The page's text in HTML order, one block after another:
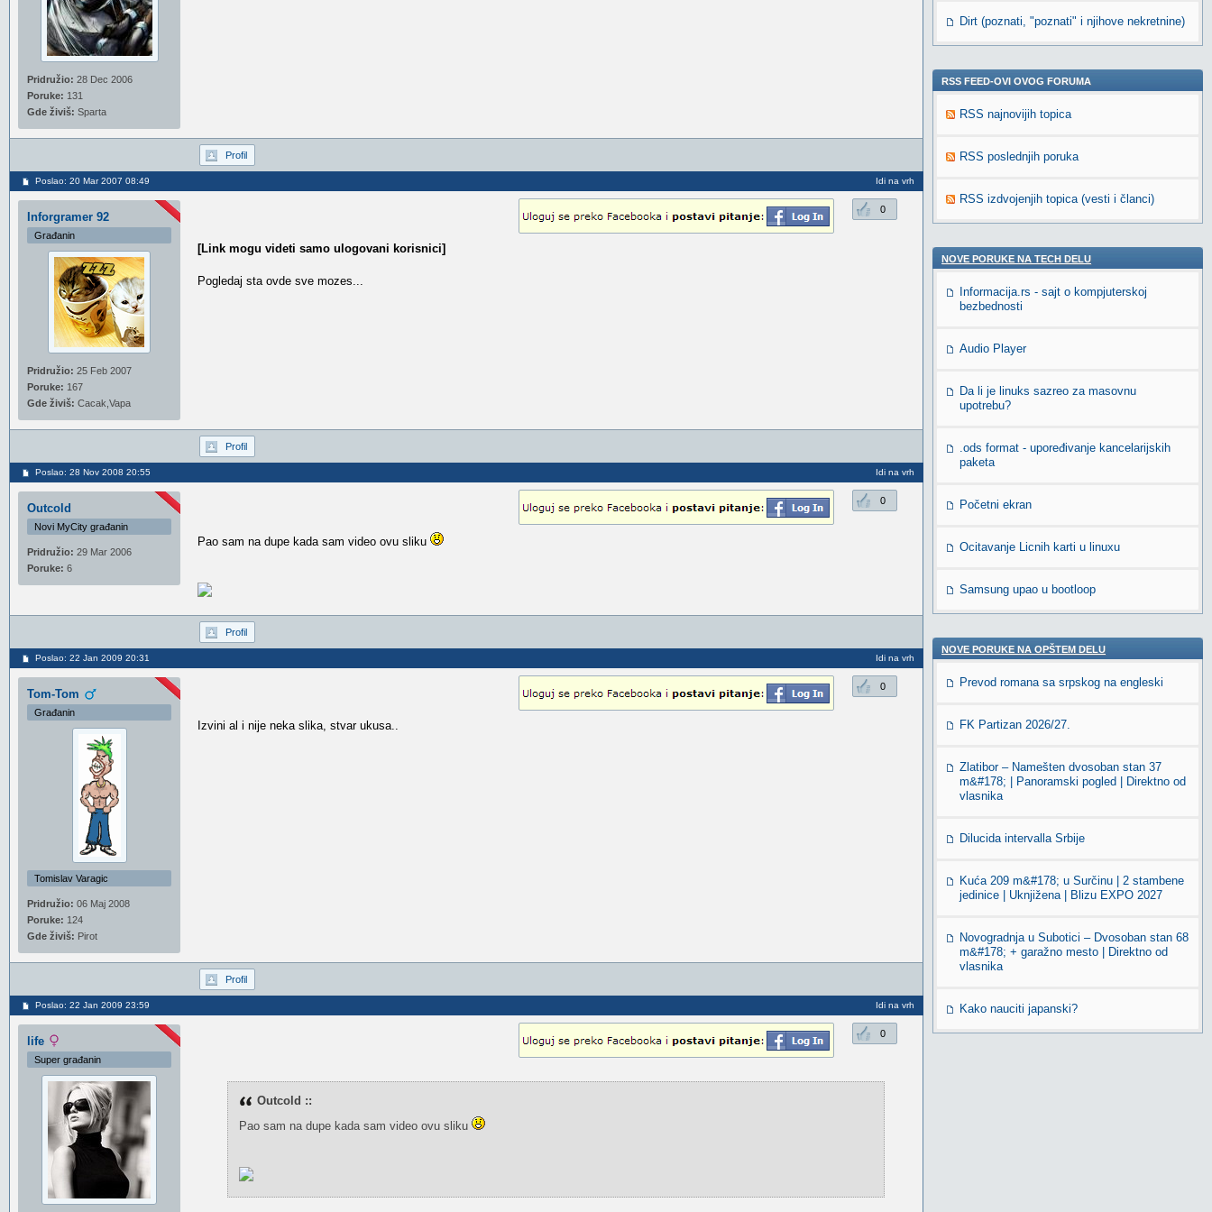
Pridružio: 28 Dec 2006
Poruke: 131
Gde živiš: Sparta
Profil
Poslao: 20 Mar 2007 08:49 Idi na vrh
Inforgramer 92
Građanin
Pridružio: 25 Feb 2007
Poruke: 167
Gde živiš: Cacak,Vapa
0
[Link mogu videti samo ulogovani korisnici]
Pogledaj sta ovde sve mozes...
Profil
Poslao: 28 Nov 2008 20:55 Idi na vrh
Outcold
Novi MyCity građanin
Pridružio: 29 Mar 2006
Poruke: 6
0
Pao sam na dupe kada sam video ovu sliku
Profil
Poslao: 22 Jan 2009 20:31 Idi na vrh
Tom-Tom
Građanin
Tomislav Varagic
Pridružio: 06 Maj 2008
Poruke: 124
Gde živiš: Pirot
0
Izvini al i nije neka slika, stvar ukusa..
Profil
Poslao: 22 Jan 2009 23:59 Idi na vrh
life
Super građanin
0
Outcold ::
Pao sam na dupe kada sam video ovu sliku
Dirt (poznati, "poznati" i njihove nekretnine)
RSS FEED-OVI OVOG FORUMA
RSS najnovijih topica
RSS poslednjih poruka
RSS izdvojenjih topica (vesti i članci)
NOVE PORUKE NA TECH DELU
Informacija.rs - sajt o kompjuterskoj
bezbednosti
Audio Player
Da li je linuks sazreo za masovnu
upotrebu?
.ods format - upoređivanje kancelarijskih
paketa
Početni ekran
Ocitavanje Licnih karti u linuxu
Samsung upao u bootloop
NOVE PORUKE NA OPŠTEM DELU
Prevod romana sa srpskog na engleski
FK Partizan 2026/27.
Zlatibor – Namešten dvosoban stan 37
m&#178; | Panoramski pogled | Direktno od
vlasnika
Dilucida intervalla Srbije
Kuća 209 m&#178; u Surčinu | 2 stambene
jedinice | Uknjižena | Blizu EXPO 2027
Novogradnja u Subotici – Dvosoban stan 68
m&#178; + garažno mesto | Direktno od
vlasnika
Kako nauciti japanski?